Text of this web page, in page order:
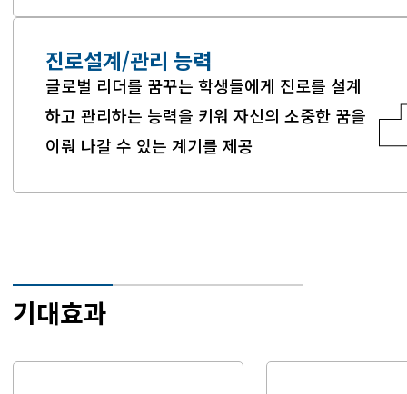
진로설계/관리 능력
글로벌 리더를 꿈꾸는 학생들에게 진로를 설계
하고 관리하는 능력을 키워 자신의 소중한 꿈을
이뤄 나갈 수 있는 계기를 제공
기대효과